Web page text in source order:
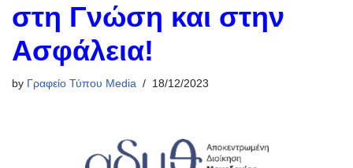
στη Γνώση και στην
Ασφάλεια!
by Γραφείο Τύπου Media 18/12/2023